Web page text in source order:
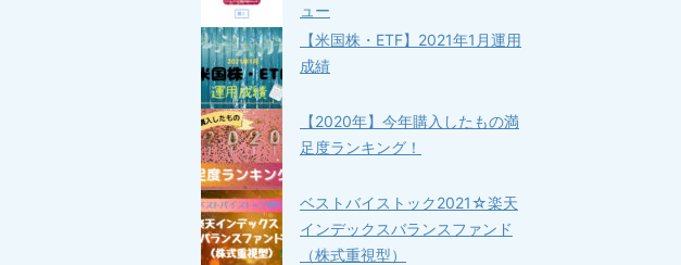
ュー
【米国株・ETF】2021年1月運用
成績
【2020年】今年購入したもの満
足度ランキング！
ベストバイストック2021☆楽天
インデックスバランスファンド
（株式重視型）